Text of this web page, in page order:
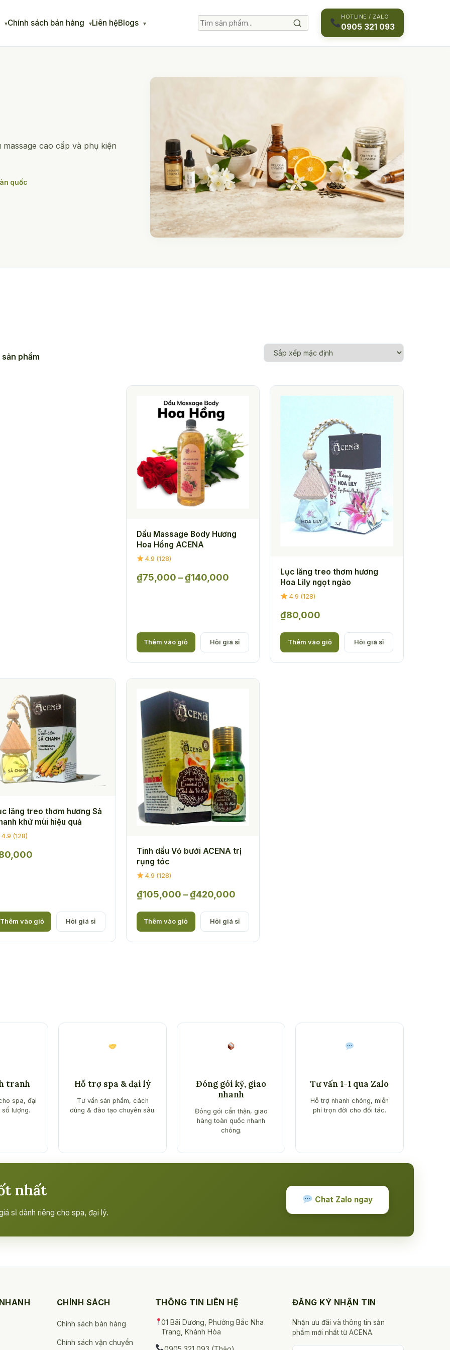
Chính sách bán hàng Liên hệBlogs
HOTLINE / ZALO
0905 321 093
cao cấp và phụ kiện
quốc
sản phẩm
Dầu Massage Body Hương
Hoa Hồng ACENA
4.9 (128)
₫75,000 –₫140,000Khoảng
đến
₫140,000
Thêm vào giỏ Hỏi giá sỉ
Lục lăng treo thơm hương
Hoa Lily ngọt ngào
4.9 (128)
₫80,000
Thêm vào giỏ Hỏi giá sỉ
lăng treo thơm hương Sả
khử mùi hiệu quả
4.9 (128)
Thêm vào giỏ Hỏi giá sỉ
Tinh dầu Vỏ bưởi ACENA trị
rụng tóc
4.9 (128)
₫105,000 –₫420,000Khoảng
từ
₫105,000
Thêm vào giỏ Hỏi giá sỉ
tranh
spa, đại
số lượng.
Hỗ trợ spa & đại lý
Tư vấn sản phẩm, cách
dùng & đào tạo chuyên sâu.
Đóng gói kỹ, giao
nhanh
Đóng gói cẩn thận, giao
hàng toàn quốc nhanh
chóng.
Tư vấn 1-1 qua Zalo
Hỗ trợ nhanh chóng, miễn
phí trọn đời cho đối tác.
nhất
sỉ dành riêng cho spa, đại lý.
Chat Zalo ngay
CHÍNH SÁCH
Chính sách bán hàng
Chính sách vận chuyển
THÔNG TIN LIÊN HỆ
01 Bãi Dương, Phường Bắc Nha
Trang, Khánh Hòa
ĐĂNG KÝ NHẬN TIN
Nhận ưu đãi và thông tin sản
phẩm mới nhất từ ACENA.